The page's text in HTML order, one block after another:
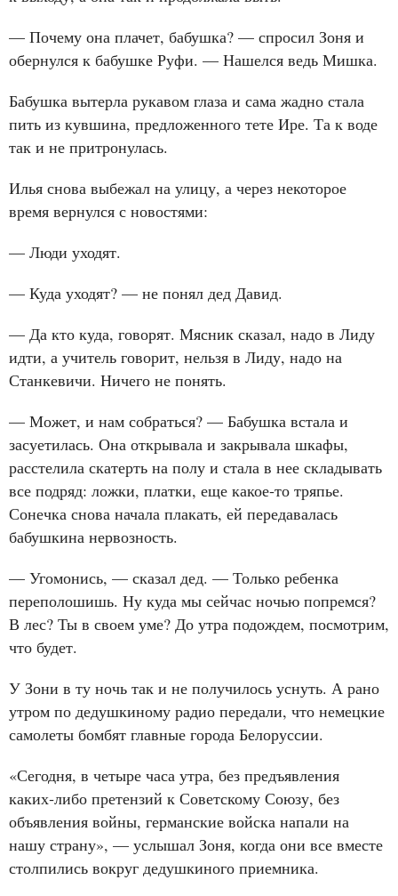
— Почему она плачет, бабушка? — спросил Зоня и
обернулся к бабушке Руфи. — Нашелся ведь Мишка.
Бабушка вытерла рукавом глаза и сама жадно стала
пить из кувшина, предложенного тете Ире. Та к воде
так и не притронулась.
Илья снова выбежал на улицу, а через некоторое
время вернулся с новостями:
— Люди уходят.
— Куда уходят? — не понял дед Давид.
— Да кто куда, говорят. Мясник сказал, надо в Лиду
идти, а учитель говорит, нельзя в Лиду, надо на
Станкевичи. Ничего не понять.
— Может, и нам собраться? — Бабушка встала и
засуетилась. Она открывала и закрывала шкафы,
расстелила скатерть на полу и стала в нее складывать
все подряд: ложки, платки, еще какое‑то тряпье.
Сонечка снова начала плакать, ей передавалась
бабушкина нервозность.
— Угомонись, — сказал дед. — Только ребенка
переполошишь. Ну куда мы сейчас ночью попремся?
В лес? Ты в своем уме? До утра подождем, посмотрим,
что будет.
У Зони в ту ночь так и не получилось уснуть. А рано
утром по дедушкиному радио передали, что немецкие
самолеты бомбят главные города Белоруссии.
«Сегодня, в четыре часа утра, без предъявления
каких‑либо претензий к Советскому Союзу, без
объявления войны, германские войска напали на
нашу страну», — услышал Зоня, когда они все вместе
столпились вокруг дедушкиного приемника.